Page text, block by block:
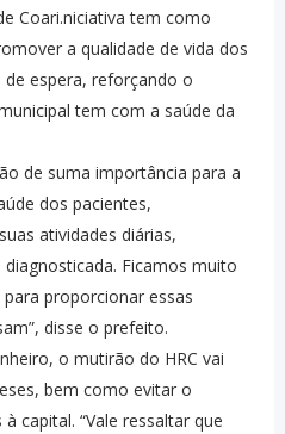
Coari.niciativa tem como
a qualidade de vida dos
espera, reforçando o
tem com a saúde da
de suma importância para a
dos pacientes,
atividades diárias,
Ficamos muito
proporcionar essas
disse o prefeito.
o mutirão do HRC vai
bem como evitar o
capital. “Vale ressaltar que